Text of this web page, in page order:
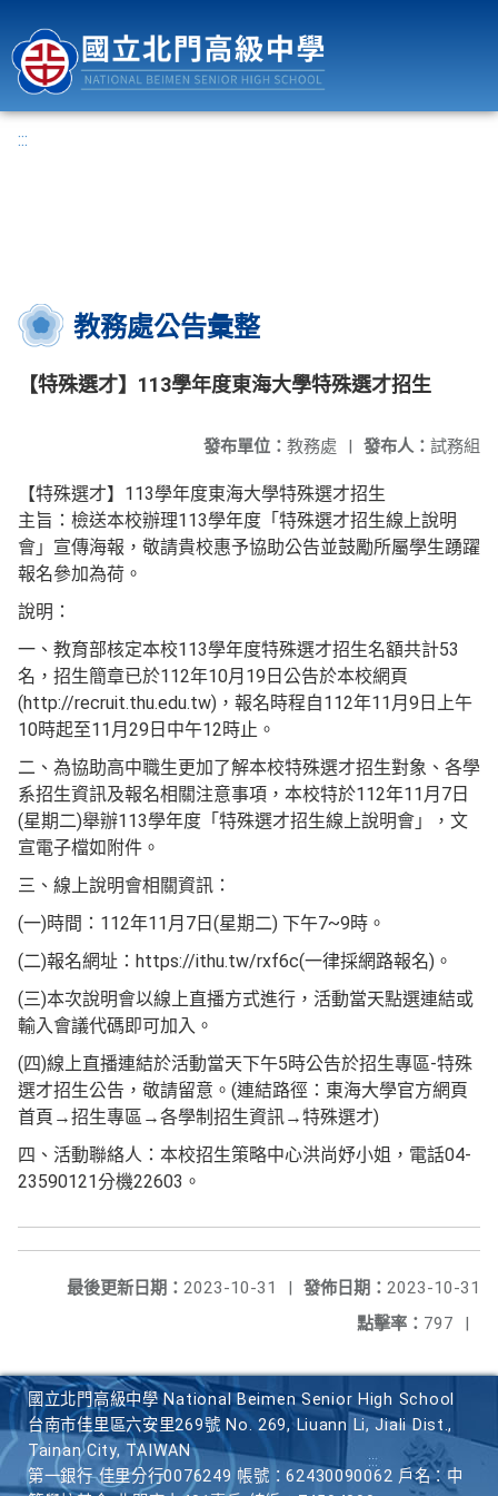
:::
教務處公告彙整
【特殊選才】113學年度東海大學特殊選才招生
發布人： 試務組
發布單位： 教務處 |
【特殊選才】113學年度東海大學特殊選才招生
主旨：檢送本校辦理113學年度「特殊選才招生線上說明
會」宣傳海報，敬請貴校惠予協助公告並鼓勵所屬學生踴躍
報名參加為荷。
說明：
一、教育部核定本校113學年度特殊選才招生名額共計53
名，招生簡章已於112年10月19日公告於本校網頁
(http://recruit.thu.edu.tw)，報名時程自112年11月9日上午
10時起至11月29日中午12時止。
二、為協助高中職生更加了解本校特殊選才招生對象、各學
系招生資訊及報名相關注意事項，本校特於112年11月7日
(星期二)舉辦113學年度「特殊選才招生線上說明會」，文
宣電子檔如附件。
三、線上說明會相關資訊：
(一)時間：112年11月7日(星期二) 下午7~9時。
(二)報名網址：https://ithu.tw/rxf6c(一律採網路報名)。
(三)本次說明會以線上直播方式進行，活動當天點選連結或
輸入會議代碼即可加入。
(四)線上直播連結於活動當天下午5時公告於招生專區-特殊
選才招生公告，敬請留意。(連結路徑：東海大學官方網頁
首頁→招生專區→各學制招生資訊→特殊選才)
四、活動聯絡人：本校招生策略中心洪尚妤小姐，電話04-
23590121分機22603。
發佈日期： 2023-10-31
最後更新日期： 2023-10-31
|
點擊率： 797 |
國立北門高級中學 National Beimen Senior High School
台南市佳里區六安里269號 No. 269, Liuann Li, Jiali Dist.,
Tainan City, TAIWAN
第一銀行 佳里分行0076249 帳號：62430090062 戶名：中